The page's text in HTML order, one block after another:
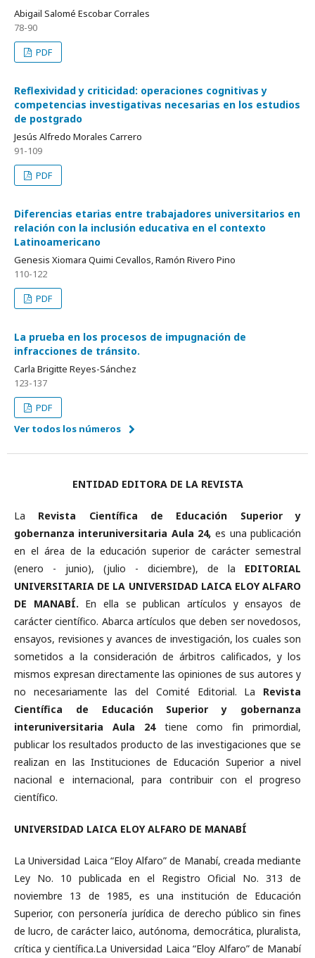
Abigail Salomé Escobar Corrales
78-90
PDF
Reflexividad y criticidad: operaciones cognitivas y
competencias investigativas necesarias en los estudios
de postgrado
Jesús Alfredo Morales Carrero
91-109
PDF
Diferencias etarias entre trabajadores universitarios en
relación con la inclusión educativa en el contexto
Latinoamericano
Genesis Xiomara Quimi Cevallos, Ramón Rivero Pino
110-122
PDF
La prueba en los procesos de impugnación de
infracciones de tránsito.
Carla Brigitte Reyes-Sánchez
123-137
PDF
Ver todos los números
ENTIDAD EDITORA DE LA REVISTA
La Revista Científica de Educación Superior y
gobernanza interuniversitaria Aula 24, es una publicación
en el área de la educación superior de carácter semestral
(enero - junio), (julio - diciembre), de la EDITORIAL
UNIVERSITARIA DE LA UNIVERSIDAD LAICA ELOY ALFARO
DE MANABÍ. En ella se publican artículos y ensayos de
carácter científico. Abarca artículos que deben ser novedosos,
ensayos, revisiones y avances de investigación, los cuales son
sometidos a la consideración de árbitros calificados, y los
mismos expresan directamente las opiniones de sus autores y
no necesariamente las del Comité Editorial. La Revista
Científica de Educación Superior y gobernanza
interuniversitaria Aula 24tiene como fin primordial,
publicar los resultados producto de las investigaciones que se
realizan en las Instituciones de Educación Superior a nivel
nacional e internacional, para contribuir con el progreso
científico.
UNIVERSIDAD LAICA ELOY ALFARO DE MANABÍ
La Universidad Laica “Eloy Alfaro” de Manabí, creada mediante
Ley No. 10 publicada en el Registro Oficial No. 313 de
noviembre 13 de 1985, es una institución de Educación
Superior, con personería jurídica de derecho público sin fines
de lucro, de carácter laico, autónoma, democrática, pluralista,
crítica y científica.La Universidad Laica “Eloy Alfaro” de Manabí